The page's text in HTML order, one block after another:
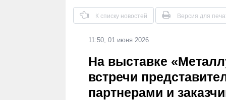
К списку новостей Версия для
11:50, 01 июня 2026
На выставке
встречи
партнерами и